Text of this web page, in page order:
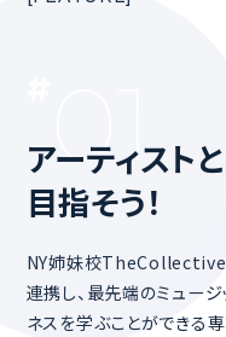
01
アーティストと
目指そう！
NY姉妹校
連携し、最先端のミュー
ネスを学ぶことができる